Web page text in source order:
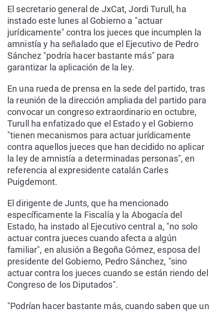
El secretario general de JxCat, Jordi Turull, ha
instado este lunes al Gobierno a "actuar
jurídicamente" contra los jueces que incumplen la
amnistía y ha señalado que el Ejecutivo de Pedro
Sánchez "podría hacer bastante más" para
garantizar la aplicación de la ley.
En una rueda de prensa en la sede del partido, tras
la reunión de la dirección ampliada del partido para
convocar un congreso extraordinario en octubre,
Turull ha enfatizado que el Estado y el Gobierno
"tienen mecanismos para actuar jurídicamente
contra aquellos jueces que han decidido no aplicar
la ley de amnistía a determinadas personas", en
referencia al expresidente catalán Carles
Puigdemont.
El dirigente de Junts, que ha mencionado
específicamente la Fiscalía y la Abogacía del
Estado, ha instado al Ejecutivo central a, "no solo
actuar contra jueces cuando afecta a algún
familiar", en alusión a Begoña Gómez, esposa del
presidente del Gobierno, Pedro Sánchez, "sino
actuar contra los jueces cuando se están riendo del
Congreso de los Diputados".
"Podrían hacer bastante más, cuando saben que un